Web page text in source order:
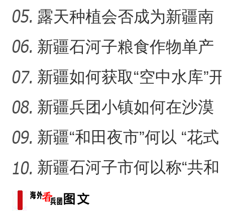
续火热？
露天种植会否成为新疆南
果北种新方式？
新疆石河子粮食作物单产
缘何越来越高？
新疆如何获取“空中水库”开
启密码？
新疆兵团小镇如何在沙漠
腹地书写“绿色奇迹”？
新疆“和田夜市”何以 “花式
出圈”？
新疆石河子市何以称“共和
国军垦第一城”